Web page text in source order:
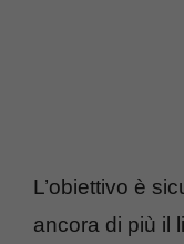
L’obiettivo è
ancora di più il